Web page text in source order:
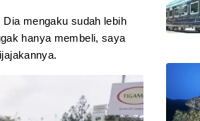
mengaku sudah lebih
hanya membeli, saya